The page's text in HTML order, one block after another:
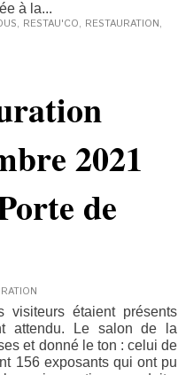
à la...
, RESTAU'CO, RESTAURATION,
2021
de
visiteurs étaient présents
attendu. Le salon de la
et donné le ton : celui de
156 exposants qui ont pu